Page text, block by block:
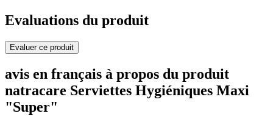
Evaluations du produit
Evaluer ce produit
avis en français à propos du produit
natracare Serviettes Hygiéniques Maxi
"Super"